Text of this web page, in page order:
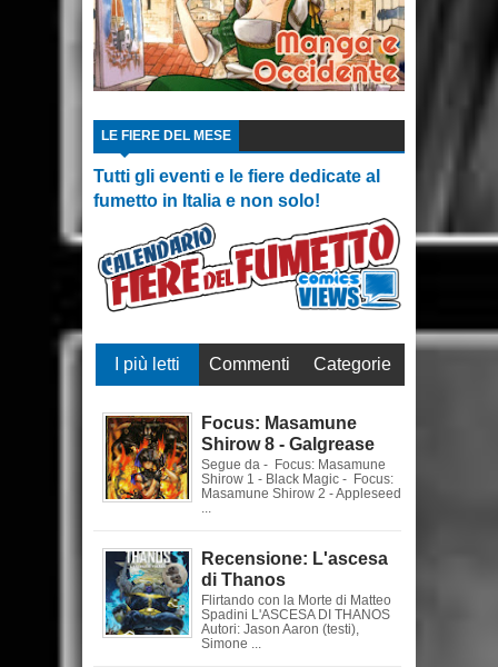
LE FIERE DEL MESE
Tutti gli eventi e le fiere dedicate al
fumetto in Italia e non solo!
I più letti Commenti Categorie
Focus: Masamune
Shirow 8 - Galgrease
Segue da - Focus: Masamune
Shirow 1 - Black Magic - Focus:
Masamune Shirow 2 - Appleseed
...
Recensione: L'ascesa
di Thanos
Flirtando con la Morte di Matteo
Spadini L'ASCESA DI THANOS
Autori: Jason Aaron (testi),
Simone ...